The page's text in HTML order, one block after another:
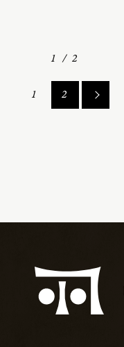
1 / 2
1 2